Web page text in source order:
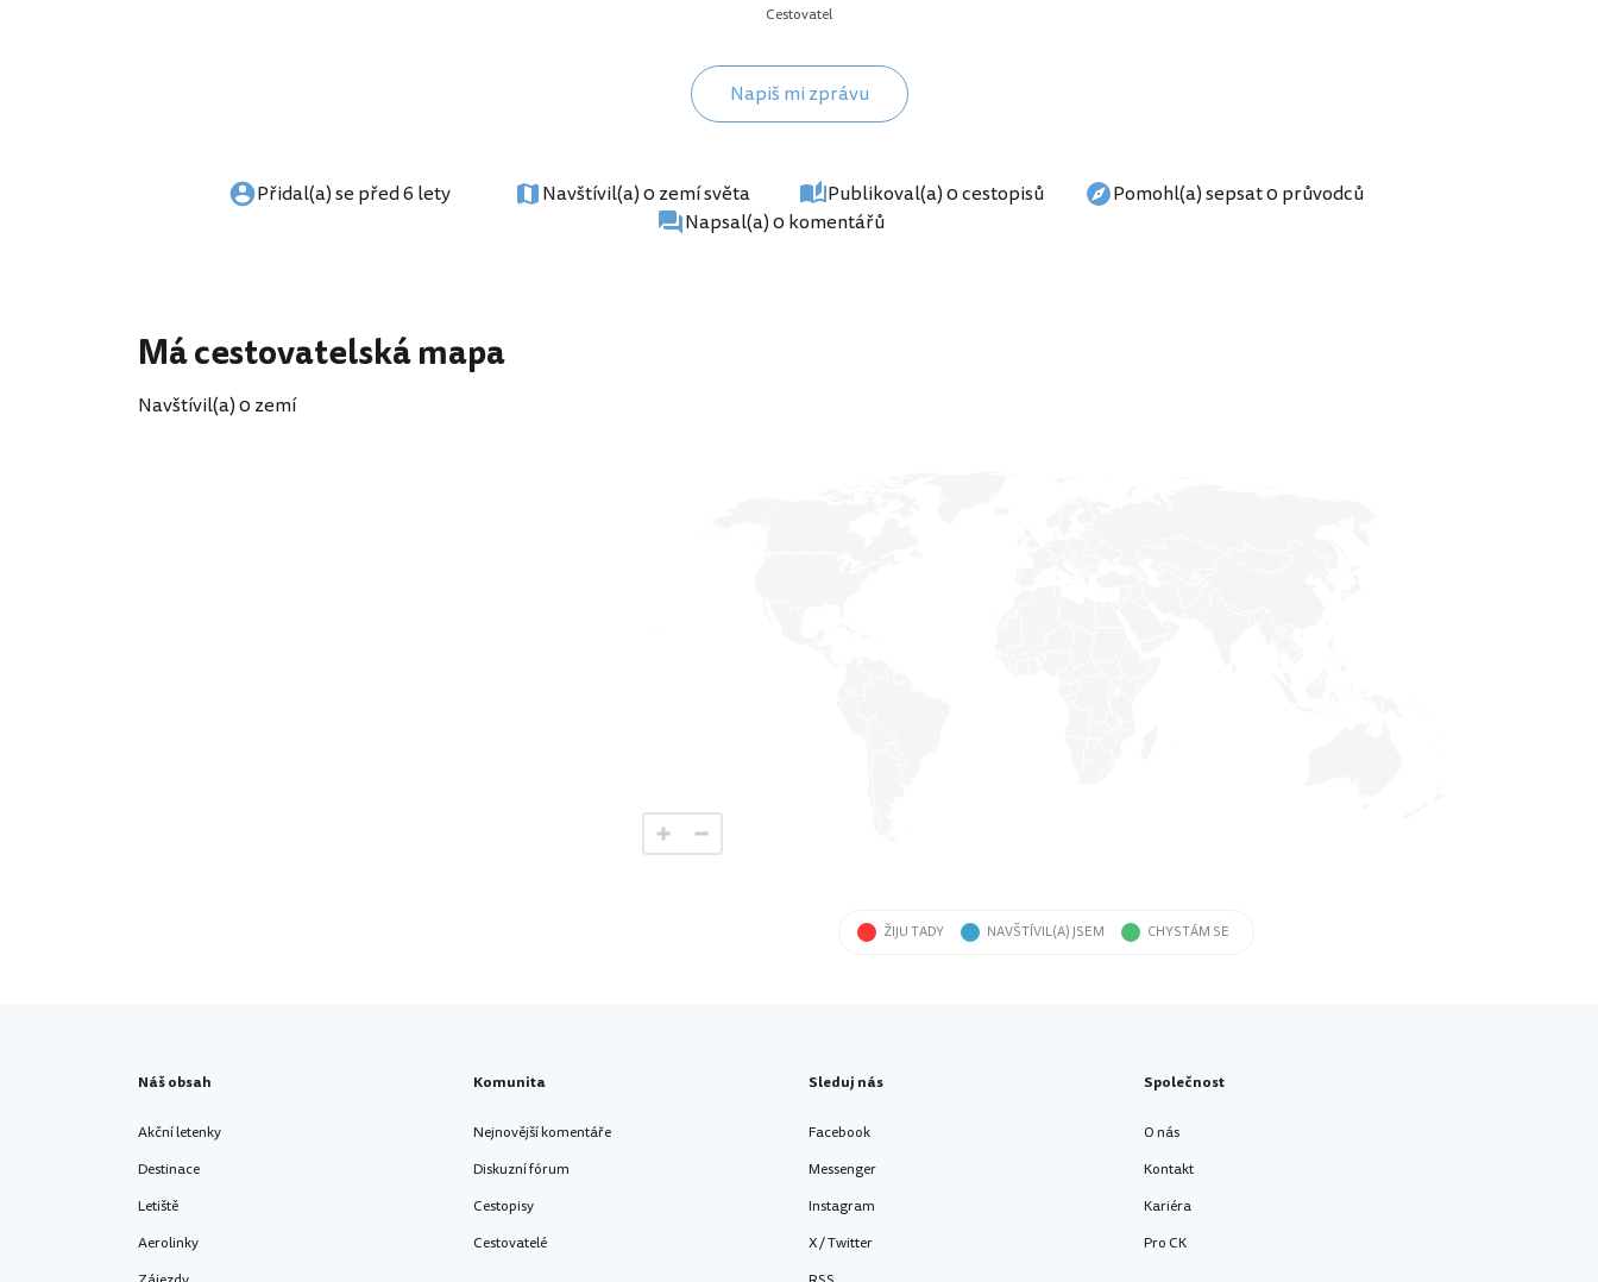
Cestovatel
Napiš mi zprávu
Přidal(a) se před 6 lety Navštívil(a) 0 zemí světa Publikoval(a) 0 cestopisů
Pomohl(a) sepsat 0 průvodců
Napsal(a) 0 komentářů
Má cestovatelská mapa
Navštívil(a) 0 zemí
ŽIJU TADY NAVŠTÍVIL(A) JSEM CHYSTÁM SE
Náš obsah
Akční letenky
Destinace
Letiště
Aerolinky
Komunita
Nejnovější komentáře
Diskuzní fórum
Cestopisy
Cestovatelé
Sleduj nás
Facebook
Messenger
Instagram
X / Twitter
Společnost
O nás
Kontakt
Kariéra
Pro CK